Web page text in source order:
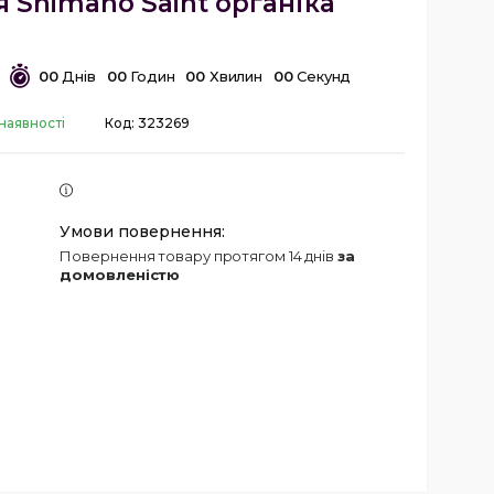
00 Днів 00 Годин 00 Хвилин 00 Секунд
Код: 323269
повернення товару протягом 14 днів за
домовленістю